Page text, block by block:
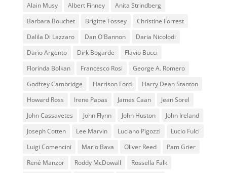
Alain Musy Albert Finney
Anita Strindberg
Barbara Bouchet
Brigitte Fossey
Christine Forrest
Dalila Di Lazzaro
Dan O'Bannon
Daria Nicolodi
Dario Argento
Dirk Bogarde
Flavio Bucci
Florinda Bolkan
Francesco Rosi
George A. Romero
Godfrey Cambridge
Harrison Ford
Harry Dean Stanton
Howard Ross
Irene Papas James Caan
Jean Sorel
John Cassavetes
John Flynn John Huston
John Ireland
Joseph Cotten
Lee Marvin Luciano Pigozzi
Lucio Fulci
Luigi Comencini
Mario Bava Oliver Reed
Pam Grier
René Manzor
Roddy McDowall
Rossella Falk